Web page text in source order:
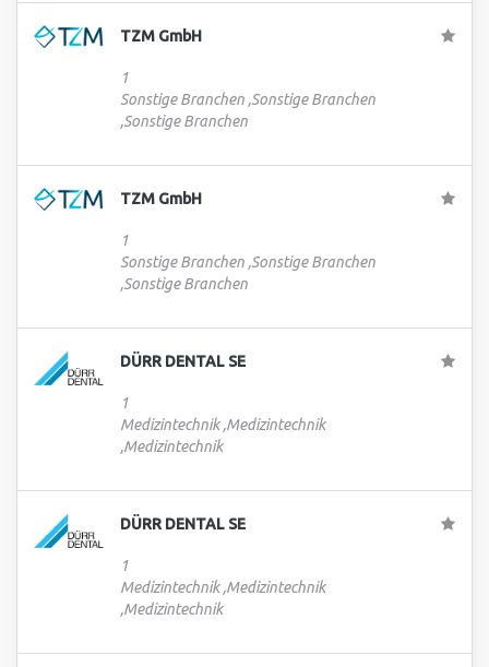
TZM GmbH
1
Sonstige Branchen ,Sonstige Branchen
,Sonstige Branchen
TZM GmbH
1
Sonstige Branchen ,Sonstige Branchen
,Sonstige Branchen
DÜRR DENTAL SE
1
Medizintechnik ,Medizintechnik
,Medizintechnik
DÜRR DENTAL SE
1
Medizintechnik ,Medizintechnik
,Medizintechnik